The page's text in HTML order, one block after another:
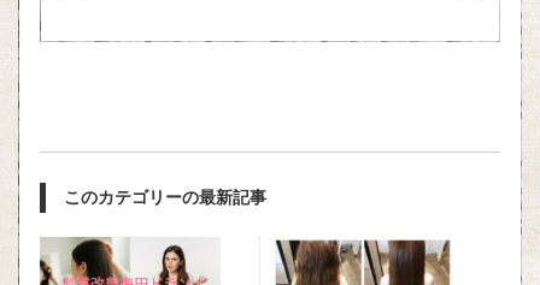
このカテゴリーの最新記事